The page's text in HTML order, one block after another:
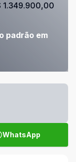
padrão em
1.349.900,00
WhatsApp